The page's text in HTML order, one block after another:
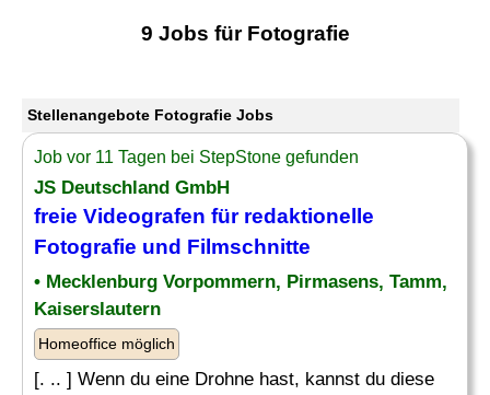
9 Jobs für Fotografie
Stellenangebote Fotografie Jobs
Job vor 11 Tagen bei StepStone gefunden
JS Deutschland GmbH
freie Videografen für redaktionelle
Fotografie und Filmschnitte
• Mecklenburg Vorpommern, Pirmasens, Tamm,
Kaiserslautern
Homeoffice möglich
[. .. ] Wenn du eine Drohne hast, kannst du diese